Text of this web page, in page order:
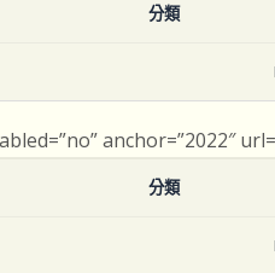
分類
anchor=”2022″
分類